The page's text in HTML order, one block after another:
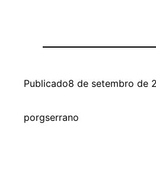
Publicado8 de setembro de
porgserrano